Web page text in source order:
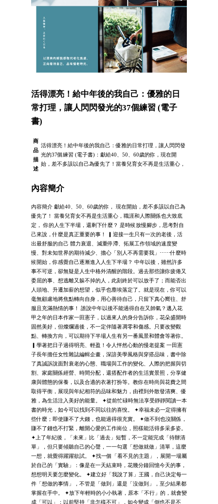
活得漂亮！給中年後的我自己：優雅的日
常打理，讓人閃閃發光的37個練習 (電子
書)
商
品
描
述
活得漂亮！給中年後的我自己：優雅的日常打理，讓人閃閃發
光的37個練習 (電子書)：獻給40、50、60歲的你，現在開
始，差不多該以自己為優先了！當養兒育女不再是生活重心，
內容簡介
內容簡介 獻給40、50、60歲的你， 現在開始，差不多該以自己為
優先了！ 當養兒育女不再是生活重心，職涯和人際關係也大致底
定， 你的人生下半場，還剩下什麼？ 是時候放慢腳步，思考對自
己來說，什麼是真正重要的事！ ▎迎接一生只有一次的老後，活
出最舒服的自己 體力衰退、減重停滯、拓展工作領域的速度變
慢、對未知世界的期待減少、擔心「別人不再需要我」⋯⋯什麼時
候開始，你感覺自己逐漸進入人生下半場？ 中年以後，雖然許多
事不可逆，卻無疑是人生中格外清醒的階段。過去那些讓你疲倦又
委屈的事、想逃離又躲不掉的人，此刻終於可以放手了；而能否出
人頭地、升遷加薪的想望，似乎也塵埃落定了。就是現在，你可以
毫無顧慮地將焦點轉向自身，用心善待自己，只留下真心嚮往、舒
服且充滿熱情的事！ 誰說中年以後不能過得自在又帥氣？邁入花
甲之年的日本作家一田憲子，以過來人的身分告訴你，花朵盛開時
固然美好，但燦爛過後，不一定伴隨著凋零和傷感。只要改變觀
點、轉換方向，可以期待下半場人生有另一番風景和體會等著你。
▎學著把日子過得明亮、輕盈！令人怦然心動的慢老提案 一田憲
子長年擔任女性雜誌編輯企畫，深諳美學風格與穿搭品味，書中除
了真誠訴說面對衰老的心態、職場與工作的變化、人際的把握與切
割、家庭關係經營、時間分配，還搭配作者的生活實景照，分享健
康與體態的保養，以及合適的衣著打扮等。教你在時尚與花費之間
取得平衡，展現與年紀相符的品味和魅力，由裡到外散發清爽、優
雅，為生活注入美好的能量。 ✦從前忙碌時無法享受靜靜閱讀一本
書的時光，如今可以找到不同以往的喜悅。 ✦幸福未必一定得擁有
些什麼；即使賺不了大錢，也能過得很充實。 ✦做不到也沒關係，
賺不了錢也不打緊，離開心愛的工作崗位，照樣能活得多采多姿。
✦上了年紀後，「未來」比「過去」短暫，不一定能完成「待辦清
單」，但只要傾聽自己的心聲，一一勾選「想做就做」清單，這麼
一想，就覺得躍躍欲試。 ✦找一個「看不見的主題」，展開一場屬
於自己的「實驗」：像是在一天結束時，花幾分鐘回憶今天的事，
想想明天要怎麼變化。 ✦建立好「我說了算」王國，自己決定每一
件「想做的事情」，不管是「做到」還是「沒做到」，至少結果都
掌握在手中。 ✦放下年輕時的小小執著，原本「不行」的，就會變
成「可以」；以前堅持「非怎樣不可」，如今變成「倒也不是不